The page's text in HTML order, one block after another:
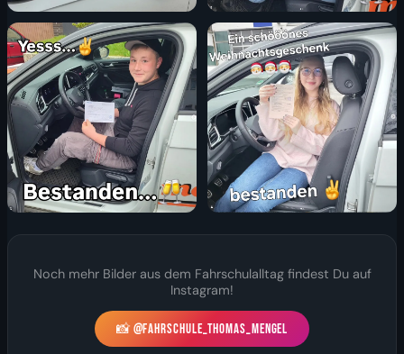
Noch mehr Bilder aus dem Fahrschulalltag findest Du auf
Instagram!
📸 @FAHRSCHULE_THOMAS_MENGEL